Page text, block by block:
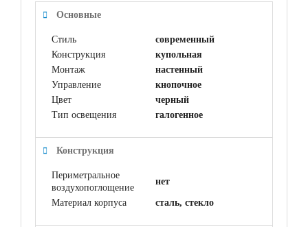
Основные
Стиль
современный
Конструкция
купольная
Монтаж
настенный
Управление
кнопочное
Цвет
черный
Тип освещения
галогенное
Конструкция
Периметральное
воздухопоглощение
нет
Материал корпуса сталь, стекло